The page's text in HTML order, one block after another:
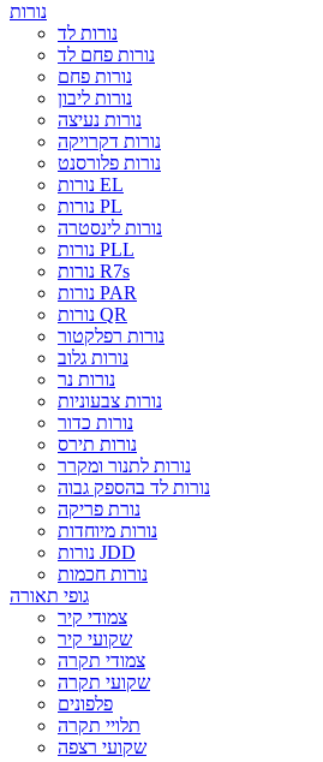
נורות
נורות לד
נורות פחם לד
נורות פחם
נורות ליבון
נורות נעיצה
נורות דקרויקה
נורות פלורסנט
נורות EL
נורות PL
נורות לינסטרה
נורות PLL
נורות R7s
נורות PAR
נורות QR
נורות רפלקטור
נורות גלוב
נורות נר
נורות צבעוניות
נורות כדור
נורות תירס
נורות לתנור ומקרר
נורות לד בהספק גבוה
נורת פריקה
נורות מיוחדות
נורות JDD
נורות חכמות
גופי תאורה
צמודי קיר
שקועי קיר
צמודי תקרה
שקועי תקרה
פלפונים
תלויי תקרה
שקועי רצפה